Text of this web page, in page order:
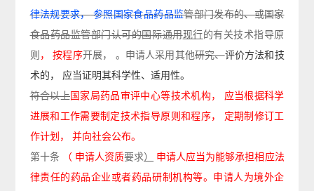
律法规要求， 参照国家食品药品监管部门发布的、或国家
食品药品监管部门认可的国际通用现行的有关技术指导原
则 ， 按程序开展， 。申请人采用其他研究、评价方法和技
术的，
应当证明其科学性、适用性。
符合以上国家局药品审评中心等技术机构，
应当根据科学
进展和工作需要制定技术指导原则和程序，
定期制修订工
作计划，
并向社会公布。
第十条
（ 申请人资质要求）
申请人应当为能够承担相应法
律责任的药品企业或者药品研制机构等。申请人为境外企